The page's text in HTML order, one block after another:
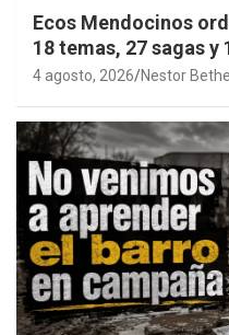
Ecos Mendocinos
18 temas, 27 sagas
años de
4 agosto, 2026 Nestor